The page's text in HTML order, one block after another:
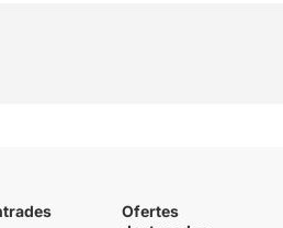
Ofertes